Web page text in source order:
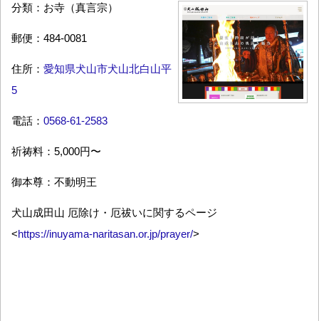
分類：お寺（真言宗）
郵便：484-0081
住所： 愛知県犬山市犬山北白山平
5
電話： 0568-61-2583
祈祷料：5,000円〜
御本尊：不動明王
犬山成田山 厄除け・厄祓いに関するページ
<https://inuyama-naritasan.or.jp/prayer/>